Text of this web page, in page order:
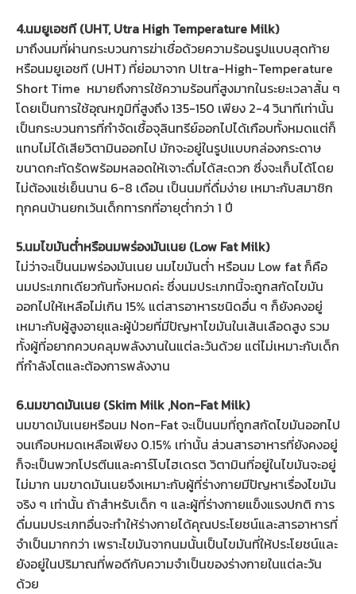
4.นมยูเอชที (UHT, Utra High Temperature Milk)
มาถึงนมที่ผ่านกระบวนการฆ่าเชื่อด้วยความร้อนรูปแบบสุดท้าย
หรือนมยูเอชที (UHT) ที่ย่อมาจาก Ultra-High-Temperature
Short Time หมายถึงการใช้ความร้อนที่สูงมากในระยะเวลาสั้น ๆ
โดยเป็นการใช้อุณหภูมิที่สูงถึง 135-150 เพียง 2-4 วินาทีเท่านั้น
เป็นกระบวนการที่กำจัดเชื้อจุลินทรีย์ออกไปได้เกือบทั้งหมดแต่ก็
แทบไม่ได้เสียวิตามินออกไป มักจะอยู่ในรูปแบบกล่องกระดาษ
ขนาดกะทัดรัดพร้อมหลอดให้เจาะดื่มได้สะดวก ซึ่งจะเก็บได้โดย
ไม่ต้องแช่เย็นนาน 6-8 เดือน เป็นนมที่ดื่มง่าย เหมาะกับสมาชิก
ทุกคนบ้านยกเว้นเด็กทารกที่อายุต่ำกว่า 1 ปี
5.นมไขมันต่ำหรือนมพร่องมันเนย (Low Fat Milk)
ไม่ว่าจะเป็นนมพร่องมันเนย นมไขมันต่ำ หรือนม Low fat ก็คือ
นมประเภทเดียวกันทั้งหมดค่ะ ซึ่งนมประเภทนี้จะถูกสกัดไขมัน
ออกไปให้เหลือไม่เกิน 15% แต่สารอาหารชนิดอื่น ๆ ก็ยังคงอยู่
เหมาะกับผู้สูงอายุและผู้ป่วยที่มีปัญหาไขมันในเส้นเลือดสูง รวม
ทั้งผู้ที่อยากควบคลุมพลังงานในแต่ละวันด้วย แต่ไม่เหมาะกับเด็ก
ที่กำลังโตและต้องการพลังงาน
6.นมขาดมันเนย (Skim Milk ,Non-Fat Milk)
นมขาดมันเนยหรือนม Non-Fat จะเป็นนมที่ถูกสกัดไขมันออกไป
จนเกือบหมดเหลือเพียง 0.15% เท่านั้น ส่วนสารอาหารที่ยังคงอยู่
ก็จะเป็นพวกโปรตีนและคาร์โบไฮเดรต วิตามินที่อยู่ในไขมันจะอยู่
ไม่มาก นมขาดมันเนยจึงเหมาะกับผู้ที่ร่างกายมีปัญหาเรื่องไขมัน
จริง ๆ เท่านั้น ถ้าสำหรับเด็ก ๆ และผู้ที่ร่างกายแข็งแรงปกติ การ
ดื่มนมประเภทอื่นจะทำให้ร่างกายได้คุณประโยชน์และสารอาหารที่
จำเป็นมากกว่า เพราะไขมันจากนมนั้นเป็นไขมันที่ให้ประโยชน์และ
ยังอยู่ในปริมาณที่พอดีกับความจำเป็นของร่างกายในแต่ละวัน
ด้วย